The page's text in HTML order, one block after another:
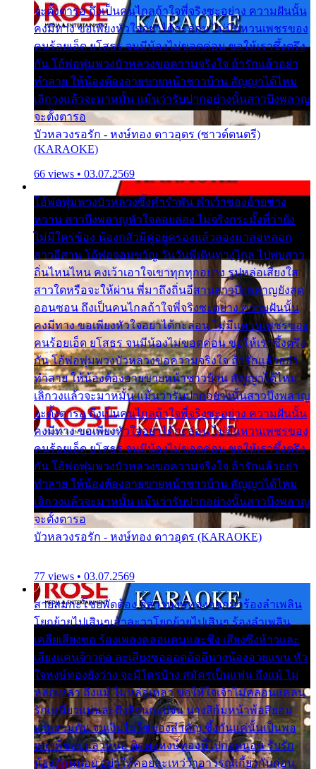
จะตั้งตารอ ถึงเป็นคนไกลถ้าใจพี่จริงซะอย่าง ความฝันนั้น
คงมีทาง ขอเพียงหัวใจอย่าได้กะล่อน ไม่มีแหวนเพชรของ
คนร้อยเอ็ด ยโสธร จนมีน้องไม่ขอดค่อน ขอให้เราซึ้งตรึง
กัน โอ้พ่อพุ่มพวงบัวหลวงขอความจริงใจ ถ้ารักแล้วอย่า
ทำลาย ให้น้องต้องอายขายหน้าชาวบ้าน สัญญาได้ไหม
เลิกวงแล้วจะมาหมั้น แม้นว่ารับปากอย่างนั้นสาวบึงพลาญ
จะตั้งตารอ
บัวหลวงรอรัก - หงษ์ทอง ดาวอุดร (ซาวด์ดนตรี)
(KARAOKE)
66 views • 03.07.2569
โอ้พ่อพุ่มพวงบัวหลวงซึ้งคำรำพัน คำเว้าของอ้ายช่าง
หวาน สาวบึงพลาญหัวใจลอยล่อง ไม่จริงกระมั้งที่ว่ายัง
ไม่มีใครข้อง น้องกลัวมีคู่อยู่ครองแล้วลองมาล่อหลอก
สาวอีสาน โอ้พ่อจอมขวัญ วันวันพี่เดินทางไกล ไปพบสาว
ถิ่นไหนไหน คงเว้าเอาใจเขาทุกทุกอย่าง รูปหล่อเสียงใส
สาวใดหรือจะให้ผ่าน พี่มาถึงถิ่นอีสานสาวบึงพลาญยังสุด
ออนซอน ถึงเป็นคนไกลถ้าใจพี่จริงซะอย่าง ความฝันนั้น
คงมีทาง ขอเพียงหัวใจอย่าได้กะล่อน ไม่มีแหวนเพชรของ
คนร้อยเอ็ด ยโสธร จนมีน้องไม่ขอดค่อน ขอให้เราซึ้งตรึง
กัน โอ้พ่อพุ่มพวงบัวหลวงขอความจริงใจ ถ้ารักแล้วอย่า
ทำลาย ให้น้องต้องอายขายหน้าชาวบ้าน สัญญาได้ไหม
เลิกวงแล้วจะมาหมั้น แม้นว่ารับปากอย่างนั้นสาวบึงพลาญ
จะตั้งตารอ ถึงเป็นคนไกลถ้าใจพี่จริงซะอย่าง ความฝันนั้น
คงมีทาง ขอเพียงหัวใจอย่าได้กะล่อน ไม่มีแหวนเพชรของ
คนร้อยเอ็ด ยโสธร จนมีน้องไม่ขอดค่อน ขอให้เราซึ้งตรึง
กัน โอ้พ่อพุ่มพวงบัวหลวงขอความจริงใจ ถ้ารักแล้วอย่า
ทำลาย ให้น้องต้องอายขายหน้าชาวบ้าน สัญญาได้ไหม
เลิกวงแล้วจะมาหมั้น แม้นว่ารับปากอย่างนั้นสาวบึงพลาญ
จะตั้งตารอ
บัวหลวงรอรัก - หงษ์ทอง ดาวอุดร (KARAOKE)
77 views • 03.07.2569
สายลมกะโชยพัดต้อง อีสาวหงษ์ทองออกมาร้องลำเพลิน
โยกย้ายไปเสินๆเอ้าละวาโยกย้ายไปเสินๆ ร้องลำเพลิน
เคลียเสียงซอ ร้องเพลงคลอแคนและซึง เสียงซึงห้าวและ
เสียงแคนจ้าวต่อ ละเสียงซอออดอ้ออีนางน้องอวยแขน หัว
ใจหงษ์ทองยังว่าง จะมีใครบ้าง สมัครเป็นแฟน ถึงแม้ ไม่
หล่อเหลา ถึงแม้ ไม่หล่อเหลา ขอให้ใจเจ้าไม่คลอนแคลน
รักเหนียวแน่นละถึงสิจนกะบ่จน นางสิก้มหน้าพ้อสิยอม
ยากฮ่วมกัน จนเงินไม่ใช่ของสำคัญ ซึ้งกันแค่นั้นเป็นพอ
หากพี่ชอบแล้วหนอ ติดต่อหงษ์ทองนี้ไปกอดนอน รับรัก
น้องสักหน่อย อย่าให้คอยละเหว่ว้าอาวรณ์เกี้ยวกันก่อน